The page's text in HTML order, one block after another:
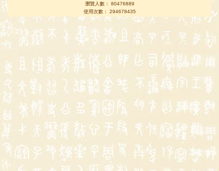
瀏覽人數： 80476889
使用次數： 294678435